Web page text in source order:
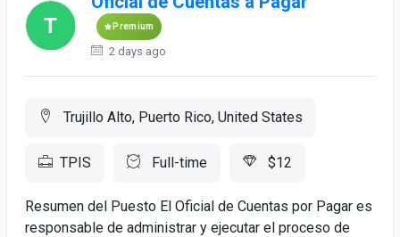
Premium
2 days ago
Trujillo Alto, Puerto Rico, United States
TPIS Full-time $12
Resumen del Puesto El Oficial de Cuentas por Pagar es
responsable de administrar y ejecutar el proceso de